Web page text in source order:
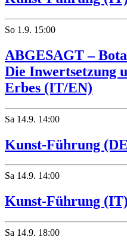
So 1.9. 15:00
ABGESAGT –
Die Inwertsetzung
Erbes (IT/EN)
Sa 14.9. 14:00
Kunst-Führung
Sa 14.9. 14:00
Kunst-Führung (IT)
Sa 14.9. 18:00